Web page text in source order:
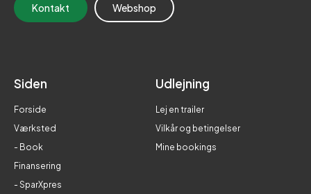
Kontakt Webshop
Siden
Forside
Værksted
- Book
Finansering
- SparXpres
Udlejning
Lej en trailer
Vilkår og betingelser
Mine bookings